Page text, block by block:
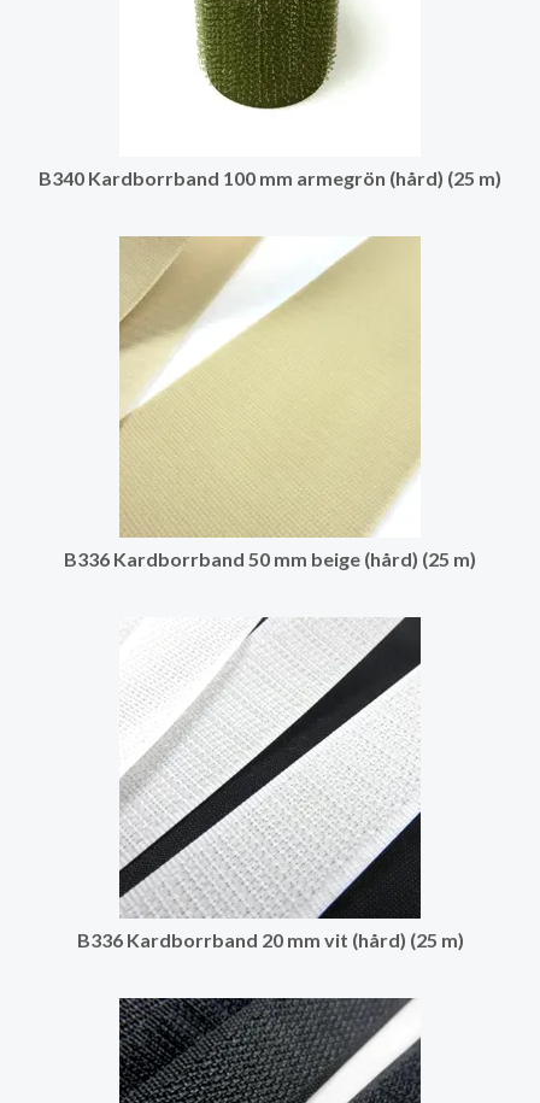
B340 Kardborrband 100 mm armegrön (hård) (25 m)
B336 Kardborrband 50 mm beige (hård) (25 m)
B336 Kardborrband 20 mm vit (hård) (25 m)